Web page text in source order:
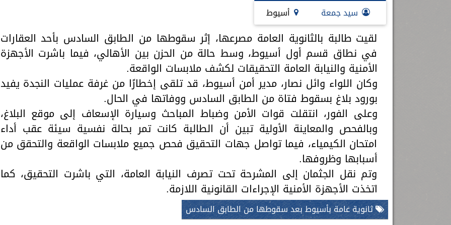
سيد جمعة أسيوط
لقيت طالبة بالثانوية العامة مصرعها، إثر سقوطها من الطابق السادس بأحد العقارات
في نطاق قسم أول أسيوط، وسط حالة من الحزن بين الأهالي، فيما باشرت الأجهزة
الأمنية والنيابة العامة التحقيقات لكشف ملابسات الواقعة.
وكان اللواء وائل نصار، مدير أمن أسيوط، قد تلقى إخطارًا من غرفة عمليات النجدة يفيد
بورود بلاغ بسقوط فتاة من الطابق السادس ووفاتها في الحال.
وعلى الفور، انتقلت قوات الأمن وضباط المباحث وسيارة الإسعاف إلى موقع البلاغ،
وبالفحص والمعاينة الأولية تبين أن الطالبة كانت تمر بحالة نفسية سيئة عقب أداء
امتحان الكيمياء، فيما تواصل جهات التحقيق فحص جميع ملابسات الواقعة والتحقق من
أسبابها وظروفها.
وتم نقل الجثمان إلى المشرحة تحت تصرف النيابة العامة، التي باشرت التحقيق، كما
اتخذت الأجهزة الأمنية الإجراءات القانونية اللازمة.
ثانوية عامة بأسيوط بعد سقوطها من الطابق السادس
جديد بمستشفيات الجامعة